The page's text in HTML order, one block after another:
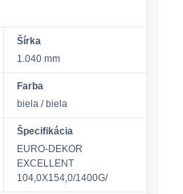
Šírka
1.040 mm
Farba
biela / biela
Špecifikácia
EURO-DEKOR
EXCELLENT
104,0X154,0/1400G/